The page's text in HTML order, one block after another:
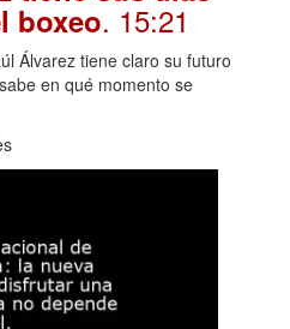
boxeo. 15:21
Álvarez tiene claro su futuro
en qué momento se